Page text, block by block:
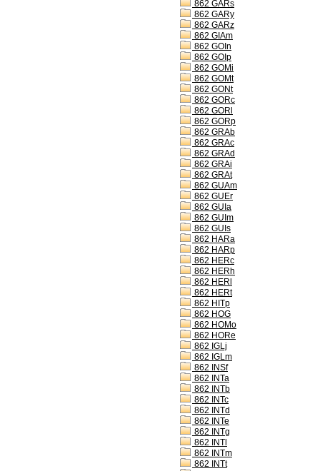
862 GARs
862 GARy
862 GARz
862 GIAm
862 GOIn
862 GOIp
862 GOMi
862 GOMt
862 GONt
862 GORc
862 GORl
862 GORp
862 GRAb
862 GRAc
862 GRAd
862 GRAi
862 GRAt
862 GUAm
862 GUEr
862 GUIa
862 GUIm
862 GUIs
862 HARa
862 HARp
862 HERc
862 HERh
862 HERl
862 HERt
862 HITp
862 HOG
862 HOMo
862 HORe
862 IGLj
862 IGLm
862 INSf
862 INTa
862 INTb
862 INTc
862 INTd
862 INTe
862 INTg
862 INTl
862 INTm
862 INTt